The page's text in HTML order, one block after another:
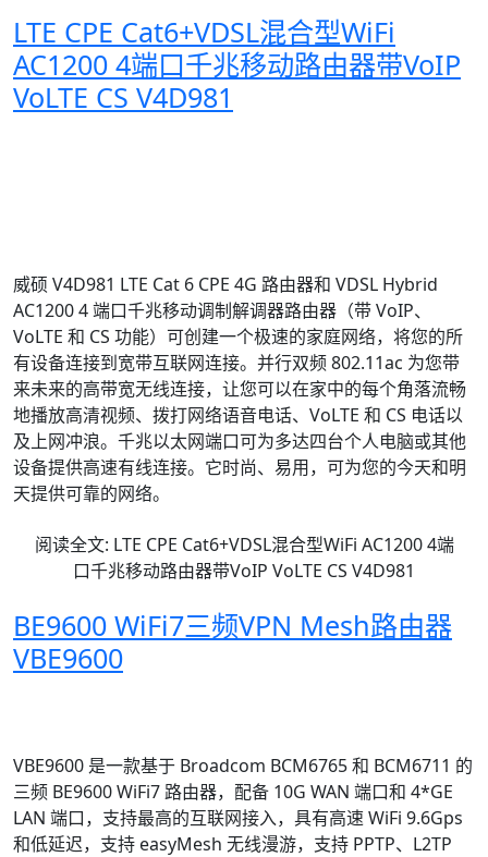
LTE CPE Cat6+VDSL混合型WiFi
AC1200 4端口千兆移动路由器带VoIP
VoLTE CS V4D981
威硕 V4D981 LTE Cat 6 CPE 4G 路由器和 VDSL Hybrid
AC1200 4 端口千兆移动调制解调器路由器（带 VoIP、
VoLTE 和 CS 功能）可创建一个极速的家庭网络，将您的所
有设备连接到宽带互联网连接。并行双频 802.11ac 为您带
来未来的高带宽无线连接，让您可以在家中的每个角落流畅
地播放高清视频、拨打网络语音电话、VoLTE 和 CS 电话以
及上网冲浪。千兆以太网端口可为多达四台个人电脑或其他
设备提供高速有线连接。它时尚、易用，可为您的今天和明
天提供可靠的网络。
阅读全文: LTE CPE Cat6+VDSL混合型WiFi AC1200 4端
口千兆移动路由器带VoIP VoLTE CS V4D981
BE9600 WiFi7三频VPN Mesh路由器
VBE9600
VBE9600 是一款基于 Broadcom BCM6765 和 BCM6711 的
三频 BE9600 WiFi7 路由器，配备 10G WAN 端口和 4*GE
LAN 端口，支持最高的互联网接入，具有高速 WiFi 9.6Gps
和低延迟，支持 easyMesh 无线漫游，支持 PPTP、L2TP